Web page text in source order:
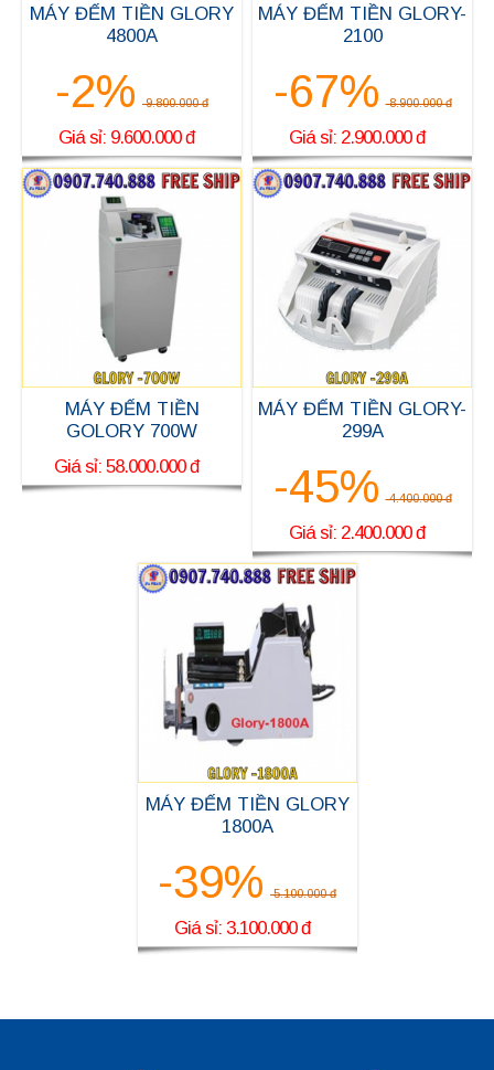
MÁY ĐẾM TIỀN GLORY
4800A
-2% 9.800.000 đ
Giá sỉ: 9.600.000 đ
MÁY ĐẾM TIỀN GLORY-
2100
-67% 8.900.000 đ
Giá sỉ: 2.900.000 đ
MÁY ĐẾM TIỀN
GOLORY 700W
Giá sỉ: 58.000.000 đ
MÁY ĐẾM TIỀN GLORY-
299A
-45% 4.400.000 đ
Giá sỉ: 2.400.000 đ
MÁY ĐẾM TIỀN GLORY
1800A
-39% 5.100.000 đ
Giá sỉ: 3.100.000 đ